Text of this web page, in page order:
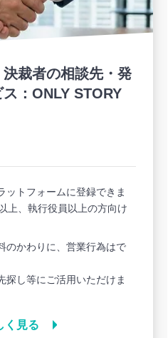
裁者の相談先・発
：ONLY STORY
ットフォームに登録できま
上、執行役員以上の方向け
のかわりに、営業行為はで
探し等にご活用いただけま
く見る